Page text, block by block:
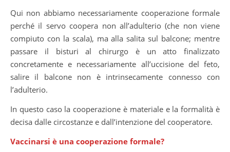
Qui non abbiamo necessariamente cooperazione formale
perché il servo coopera non all’adulterio (che non viene
compiuto con la scala), ma alla salita sul balcone; mentre
passare il bisturi al chirurgo è un atto finalizzato
concretamente e necessariamente all’uccisione del feto,
salire il balcone non è intrinsecamente connesso con
l’adulterio.
In questo caso la cooperazione è materiale e la formalità è
decisa dalle circostanze e dall’intenzione del cooperatore.
Vaccinarsi è una cooperazione formale?